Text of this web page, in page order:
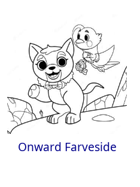
Onward Farveside